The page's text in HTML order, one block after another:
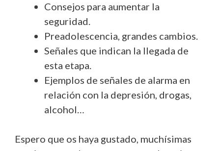
Consejos para aumentar la
seguridad.
Preadolescencia, grandes cambios.
Señales que indican la llegada de
esta etapa.
Ejemplos de señales de alarma en
relación con la depresión, drogas,
alcohol…
Espero que os haya gustado, muchísimas